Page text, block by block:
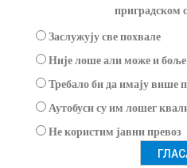
приградском
Заслужују све похвале
Није лоше али може и боље
Требало би да имају више
Аутобуси су им лошег
Не користим јавни превоз